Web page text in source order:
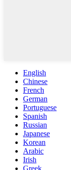
English
Chinese
French
German
Portuguese
Spanish
Russian
Japanese
Korean
Arabic
Irish